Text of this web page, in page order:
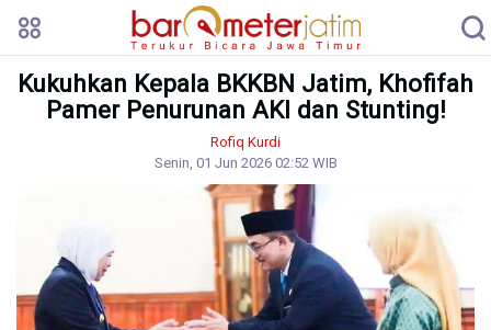
Kukuhkan Kepala BKKBN Jatim, Khofifah
Pamer Penurunan AKI dan Stunting!
Rofiq Kurdi
Senin, 01 Jun 2026 02:52 WIB